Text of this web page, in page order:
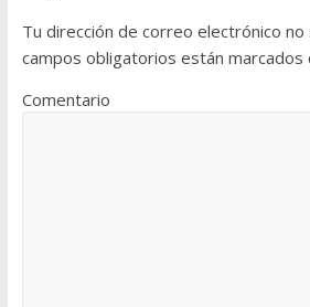
Tu dirección de correo electrónico no
campos obligatorios están marcados
Comentario